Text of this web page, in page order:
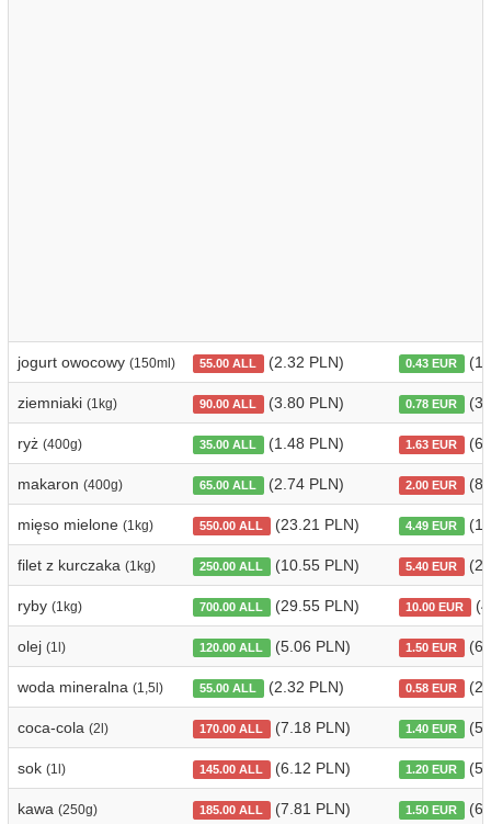
jogurt owocowy (150ml) 55.00 ALL (2.32 PLN) 0.43 EUR
ziemniaki (1kg) 90.00 ALL (3.80 PLN) 0.78 EUR
ryż (400g) 35.00 ALL (1.48 PLN) 1.63 EUR
makaron (400g) 65.00 ALL (2.74 PLN) 2.00 EUR
mięso mielone (1kg) 550.00 ALL (23.21 PLN) 4.49 EUR
filet z kurczaka (1kg) 250.00 ALL (10.55 PLN) 5.40 EUR
ryby (1kg) 700.00 ALL (29.55 PLN) 10.00 EUR
olej (1l) 120.00 ALL (5.06 PLN) 1.50 EUR
woda mineralna (1,5l) 55.00 ALL (2.32 PLN) 0.58 EUR
coca-cola (2l) 170.00 ALL (7.18 PLN) 1.40 EUR
sok (1l) 145.00 ALL (6.12 PLN) 1.20 EUR
kawa (250g) 185.00 ALL (7.81 PLN) 1.50 EUR